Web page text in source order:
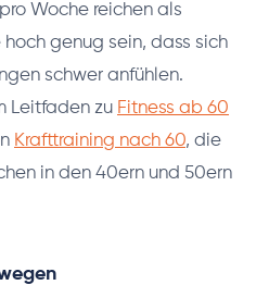
Woche reichen als
genug sein, dass sich
schwer anfühlen.
Leitfaden zu Fitness ab 60
Krafttraining nach 60, die
in den 40ern und 50ern